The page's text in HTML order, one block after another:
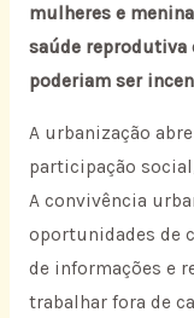
mulheres e
saúde reprodutiva
poderiam ser
A urbanização
participação
A convivência
oportunidades de
de informações e
trabalhar fora de